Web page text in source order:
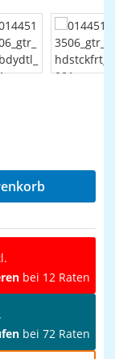
bei 12 Raten
bei 72 Raten